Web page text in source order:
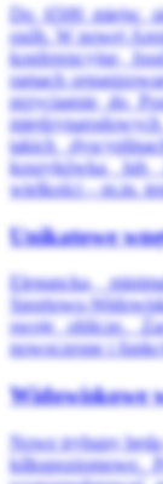
Do 6500 miejsc
osób. W nowej
konferencyjne,
ramach
przyciągnie do
takich
koszykówka lub
wielkości – m.in.
Unikatowe
Elegancka,
Sportowo-
swoje oblicze.
nowoczesne i
Widowiskowe
Nowe trybuny
kilkupoziomowe.